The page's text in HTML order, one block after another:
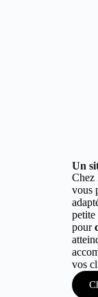
Un
Chez
vous
petite
pour
vos